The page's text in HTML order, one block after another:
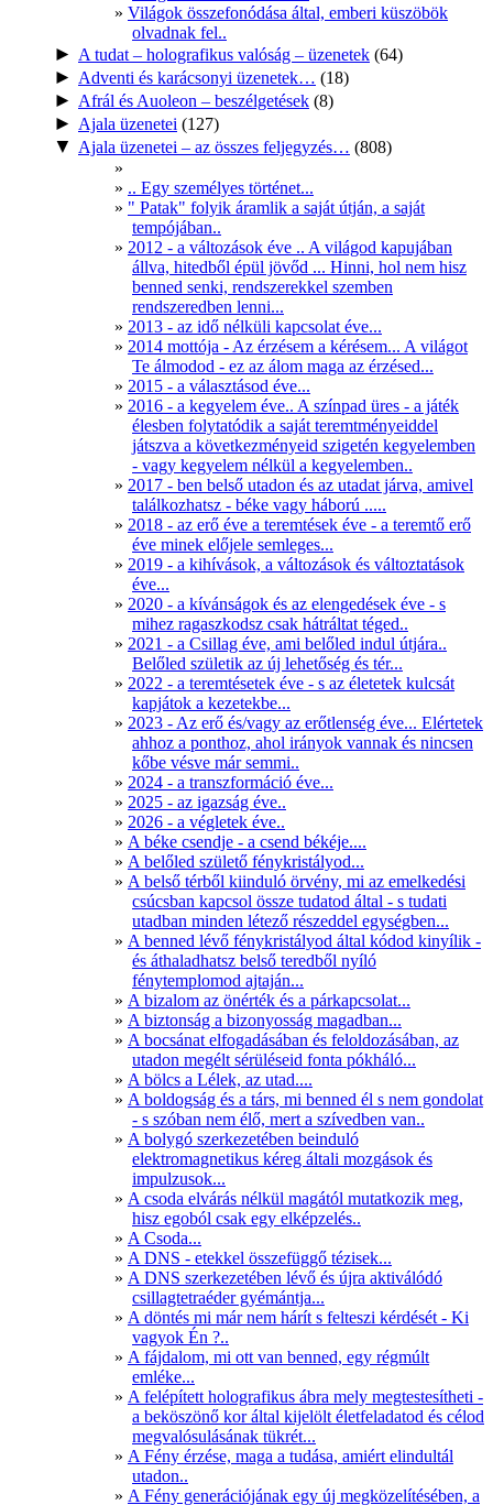
Világok összefonódása által, emberi küszöbök
olvadnak fel..
► A tudat – holografikus valóság – üzenetek (64)
► Adventi és karácsonyi üzenetek… (18)
► Afrál és Auoleon – beszélgetések (8)
► Ajala üzenetei (127)
▼ Ajala üzenetei – az összes feljegyzés… (808)
.. Egy személyes történet...
" Patak" folyik áramlik a saját útján, a saját
tempójában..
2012 - a változások éve .. A világod kapujában
állva, hitedből épül jövőd ... Hinni, hol nem hisz
benned senki, rendszerekkel szemben
rendszeredben lenni...
2013 - az idő nélküli kapcsolat éve...
2014 mottója - Az érzésem a kérésem... A világot
Te álmodod - ez az álom maga az érzésed...
2015 - a választásod éve...
2016 - a kegyelem éve.. A színpad üres - a játék
élesben folytatódik a saját teremtményeiddel
játszva a következményeid szigetén kegyelemben
- vagy kegyelem nélkül a kegyelemben..
2017 - ben belső utadon és az utadat járva, amivel
találkozhatsz - béke vagy háború .....
2018 - az erő éve a teremtések éve - a teremtő erő
éve minek előjele semleges...
2019 - a kihívások, a változások és változtatások
éve...
2020 - a kívánságok és az elengedések éve - s
mihez ragaszkodsz csak hátráltat téged..
2021 - a Csillag éve, ami belőled indul útjára..
Belőled születik az új lehetőség és tér...
2022 - a teremtésetek éve - s az életetek kulcsát
kapjátok a kezetekbe...
2023 - Az erő és/vagy az erőtlenség éve... Elértetek
ahhoz a ponthoz, ahol irányok vannak és nincsen
kőbe vésve már semmi..
2024 - a transzformáció éve...
2025 - az igazság éve..
2026 - a végletek éve..
A béke csendje - a csend békéje....
A belőled születő fénykristályod...
A belső térből kiinduló örvény, mi az emelkedési
csúcsban kapcsol össze tudatod által - s tudati
utadban minden létező részeddel egységben...
A benned lévő fénykristályod által kódod kinyílik -
és áthaladhatsz belső teredből nyíló
fénytemplomod ajtaján...
A bizalom az önérték és a párkapcsolat...
A biztonság a bizonyosság magadban...
A bocsánat elfogadásában és feloldozásában, az
utadon megélt sérüléseid fonta pókháló...
A bölcs a Lélek, az utad....
A boldogság és a társ, mi benned él s nem gondolat
- s szóban nem élő, mert a szívedben van..
A bolygó szerkezetében beinduló
elektromagnetikus kéreg általi mozgások és
impulzusok...
A csoda elvárás nélkül magától mutatkozik meg,
hisz egoból csak egy elképzelés..
A Csoda...
A DNS - etekkel összefüggő tézisek...
A DNS szerkezetében lévő és újra aktiválódó
csillagtetraéder gyémántja...
A döntés mi már nem hárít s felteszi kérdését - Ki
vagyok Én ?..
A fájdalom, mi ott van benned, egy régmúlt
emléke...
A felépített holografikus ábra mely megtestesítheti -
a beköszönő kor által kijelölt életfeladatod és célod
megvalósulásának tükrét...
A Fény érzése, maga a tudása, amiért elindultál
utadon..
A Fény generációjának egy új megközelítésében, a